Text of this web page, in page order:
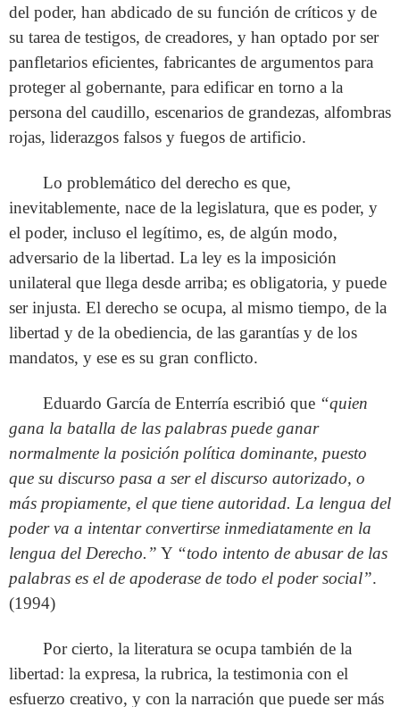
del poder, han abdicado de su función de críticos y de
su tarea de testigos, de creadores, y han optado por ser
panfletarios eficientes, fabricantes de argumentos para
proteger al gobernante, para edificar en torno a la
persona del caudillo, escenarios de grandezas, alfombras
rojas, liderazgos falsos y fuegos de artificio.
Lo problemático del derecho es que,
inevitablemente, nace de la legislatura, que es poder, y
el poder, incluso el legítimo, es, de algún modo,
adversario de la libertad. La ley es la imposición
unilateral que llega desde arriba; es obligatoria, y puede
ser injusta. El derecho se ocupa, al mismo tiempo, de la
libertad y de la obediencia, de las garantías y de los
mandatos, y ese es su gran conflicto.
Eduardo García de Enterría escribió que “quien
gana la batalla de las palabras puede ganar
normalmente la posición política dominante, puesto
que su discurso pasa a ser el discurso autorizado, o
más propiamente, el que tiene autoridad. La lengua del
poder va a intentar convertirse inmediatamente en la
lengua del Derecho.” Y “todo intento de abusar de las
palabras es el de apoderase de todo el poder social”.
(1994)
Por cierto, la literatura se ocupa también de la
libertad: la expresa, la rubrica, la testimonia con el
esfuerzo creativo, y con la narración que puede ser más